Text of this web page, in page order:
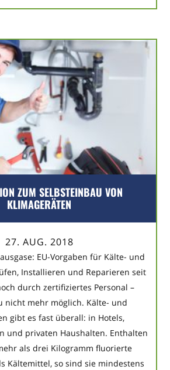
ZUM SELBSTEINBAU VON
KLIMAGERÄTEN
27. AUG. 2018
EU-Vorgaben für Kälte- und
Installieren und Reparieren seit
durch zertifiziertes Personal –
nicht mehr möglich. Kälte- und
gibt es fast überall: in Hotels,
und privaten Haushalten. Enthalten
als drei Kilogramm fluorierte
Kältemittel, so sind sie mindestens